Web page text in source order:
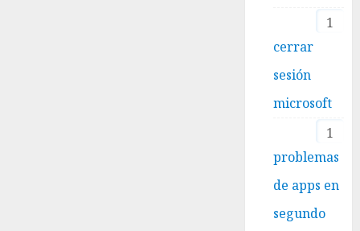
1
cerrar
sesión
microsoft
1
problemas
de apps en
segundo